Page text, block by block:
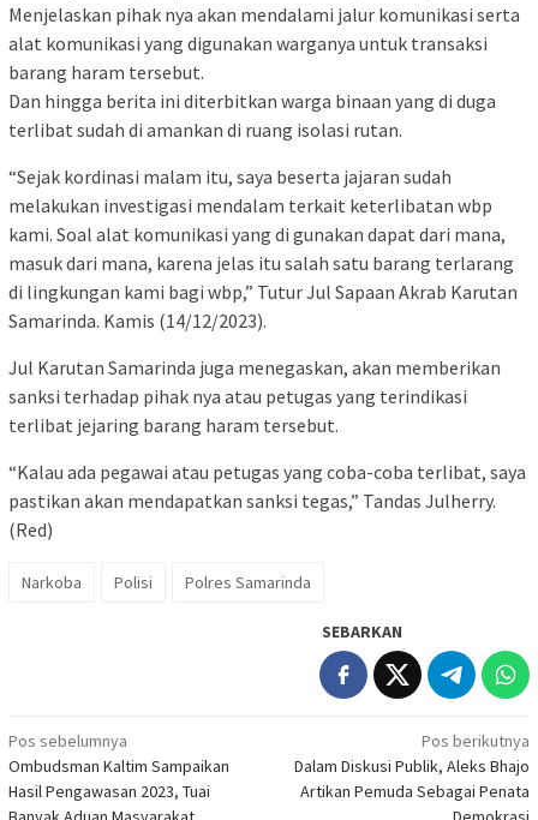
Menjelaskan pihak nya akan mendalami jalur komunikasi serta
alat komunikasi yang digunakan warganya untuk transaksi
barang haram tersebut.
Dan hingga berita ini diterbitkan warga binaan yang di duga
terlibat sudah di amankan di ruang isolasi rutan.
“Sejak kordinasi malam itu, saya beserta jajaran sudah
melakukan investigasi mendalam terkait keterlibatan wbp
kami. Soal alat komunikasi yang di gunakan dapat dari mana,
masuk dari mana, karena jelas itu salah satu barang terlarang
di lingkungan kami bagi wbp,” Tutur Jul Sapaan Akrab Karutan
Samarinda. Kamis (14/12/2023).
Jul Karutan Samarinda juga menegaskan, akan memberikan
sanksi terhadap pihak nya atau petugas yang terindikasi
terlibat jejaring barang haram tersebut.
“Kalau ada pegawai atau petugas yang coba-coba terlibat, saya
pastikan akan mendapatkan sanksi tegas,” Tandas Julherry.
(Red)
Narkoba Polisi Polres Samarinda
SEBARKAN
Navigasi
pos
Pos sebelumnya
Ombudsman Kaltim Sampaikan
Hasil Pengawasan 2023, Tuai
Pos berikutnya
Dalam Diskusi Publik, Aleks Bhajo
Artikan Pemuda Sebagai Penata